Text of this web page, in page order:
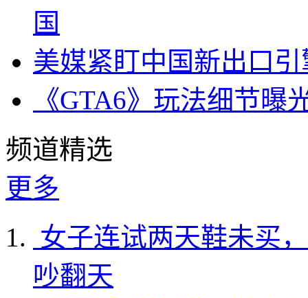
国
美媒紧盯中国新出口
《GTA6》玩法细节
频道精选
更多
女子连试两天鞋未买
吵翻天